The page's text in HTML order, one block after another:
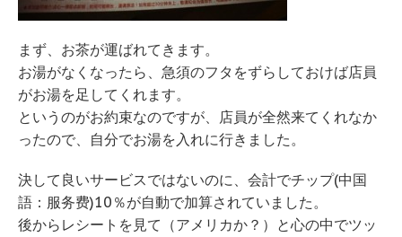
まず、お茶が運ばれてきます。
お湯がなくなったら、急須のフタをずらしておけば店員
がお湯を足してくれます。
というのがお約束なのですが、店員が全然来てくれなか
ったので、自分でお湯を入れに行きました。
決して良いサービスではないのに、会計でチップ(中国
語：服务费)10％が自動で加算されていました。
後からレシートを見て（アメリカか？）と心の中でツッ